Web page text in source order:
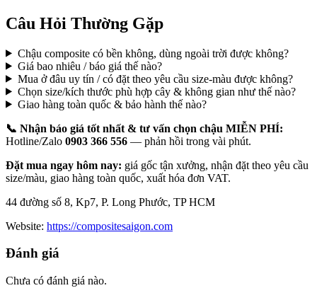
Câu Hỏi Thường Gặp
Chậu composite có bền không, dùng ngoài trời được không?
Giá bao nhiêu / báo giá thế nào?
Mua ở đâu uy tín / có đặt theo yêu cầu size-màu được không?
Chọn size/kích thước phù hợp cây & không gian như thế nào?
Giao hàng toàn quốc & bảo hành thế nào?
📞 Nhận báo giá tốt nhất & tư vấn chọn chậu MIỄN PHÍ:
Hotline/Zalo 0903 366 556 — phản hồi trong vài phút.
Đặt mua ngay hôm nay: giá gốc tận xưởng, nhận đặt theo yêu cầu
size/màu, giao hàng toàn quốc, xuất hóa đơn VAT.
44 đường số 8, Kp7, P. Long Phước, TP HCM
Website: https://compositesaigon.com
Đánh giá
Chưa có đánh giá nào.